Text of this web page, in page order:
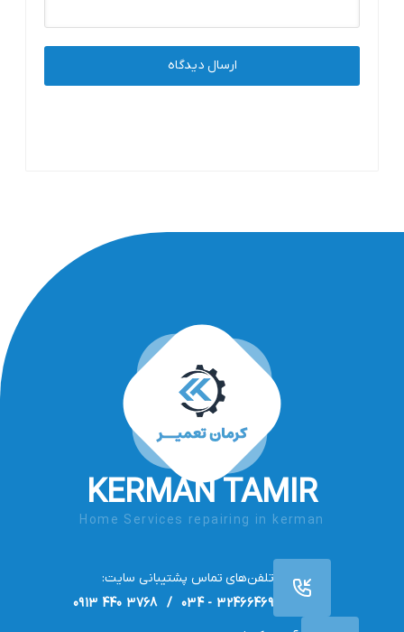
KERMAN TAMIR
Home Services repairing in kerman
تلفن‌های تماس پشتیبانی سایت:
32466469 - 034 / 3768 440 0913